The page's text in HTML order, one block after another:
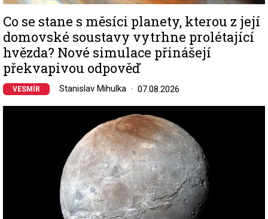
Co se stane s měsíci planety, kterou z její
domovské soustavy vytrhne prolétající
hvězda? Nové simulace přinášejí
překvapivou odpověď
VESMÍR Stanislav Mihulka 07.08.2026